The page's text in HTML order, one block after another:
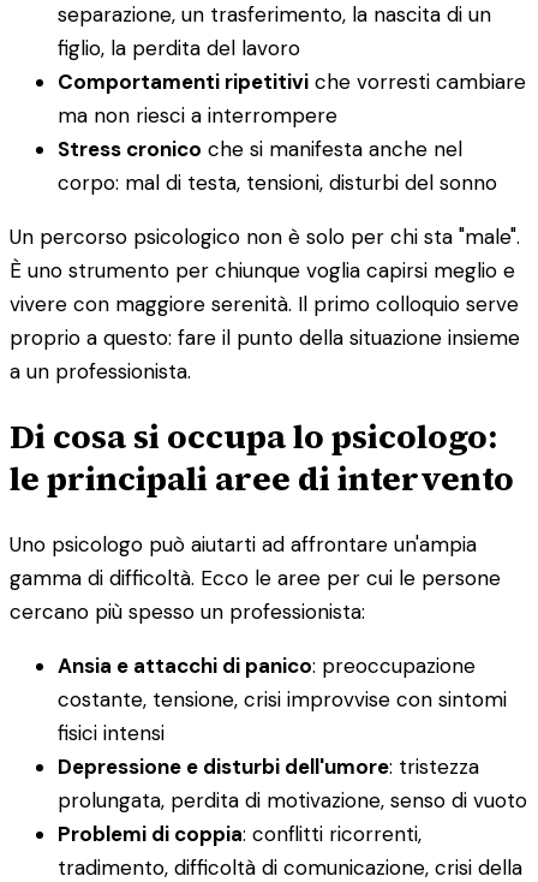
separazione, un trasferimento, la nascita di un
figlio, la perdita del lavoro
Comportamenti ripetitivi che vorresti cambiare
ma non riesci a interrompere
Stress cronico che si manifesta anche nel
corpo: mal di testa, tensioni, disturbi del sonno
Un percorso psicologico non è solo per chi sta "male".
È uno strumento per chiunque voglia capirsi meglio e
vivere con maggiore serenità. Il primo colloquio serve
proprio a questo: fare il punto della situazione insieme
a un professionista.
Di cosa si occupa lo psicologo:
le principali aree di intervento
Uno psicologo può aiutarti ad affrontare un'ampia
gamma di difficoltà. Ecco le aree per cui le persone
cercano più spesso un professionista:
Ansia e attacchi di panico: preoccupazione
costante, tensione, crisi improvvise con sintomi
fisici intensi
Depressione e disturbi dell'umore: tristezza
prolungata, perdita di motivazione, senso di vuoto
Problemi di coppia: conflitti ricorrenti,
tradimento, difficoltà di comunicazione, crisi della